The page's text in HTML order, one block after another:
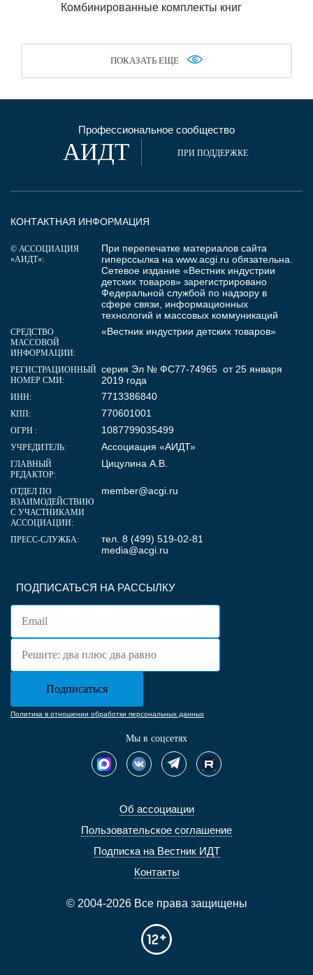
Комбинированные комплекты книг
ПОКАЗАТЬ ЕЩЕ
Профессиональное сообщество
АИДТ ПРИ ПОДДЕРЖКЕ
Об ассоциации
Пользовательское соглашение
Подписка на Вестник ИДТ
Контакты
© 2004-2026 Все права защищены
ПОДПИСАТЬСЯ НА РАССЫЛКУ
Политика в отношении обработки персональных данных
Мы в соцсетях
КОНТАКТНАЯ ИНФОРМАЦИЯ
© АССОЦИАЦИЯ
«АИДТ»:
При перепечатке материалов сайта
гиперссылка на www.acgi.ru обязательна.
Сетевое издание «Вестник индустрии
детских товаров» зарегистрировано
Федеральной службой по надзору в
сфере связи, информационных
технологий и массовых коммуникаций
СРЕДСТВО
МАССОВОЙ
ИНФОРМАЦИИ:
«Вестник индустрии детских товаров»
РЕГИСТРАЦИОННЫЙ
НОМЕР СМИ:
серия Эл № ФС77-74965 от 25 января
2019 года
ИНН: 7713386840
КПП: 770601001
ОГРН : 1087799035499
УЧРЕДИТЕЛЬ: Ассоциация «АИДТ»
ГЛАВНЫЙ
РЕДАКТОР:
Цицулина А.В.
ОТДЕЛ ПО
ВЗАИМОДЕЙСТВИЮ
С УЧАСТНИКАМИ
АССОЦИАЦИИ:
member@acgi.ru
ПРЕСС-СЛУЖБА:
тел. 8 (499) 519-02-81
media@acgi.ru